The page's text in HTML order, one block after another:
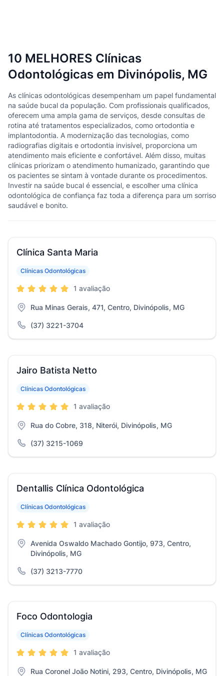
10 MELHORES Clínicas
Odontológicas em Divinópolis, MG
As clínicas odontológicas desempenham um papel fundamental
na saúde bucal da população. Com profissionais qualificados,
oferecem uma ampla gama de serviços, desde consultas de
rotina até tratamentos especializados, como ortodontia e
implantodontia. A modernização das tecnologias, como
radiografias digitais e ortodontia invisível, proporciona um
atendimento mais eficiente e confortável. Além disso, muitas
clínicas priorizam o atendimento humanizado, garantindo que
os pacientes se sintam à vontade durante os procedimentos.
Investir na saúde bucal é essencial, e escolher uma clínica
odontológica de confiança faz toda a diferença para um sorriso
saudável e bonito.
Clínica Santa Maria
Clínicas Odontológicas
1 avaliação
Rua Minas Gerais, 471, Centro, Divinópolis, MG
(37) 3221-3704
Jairo Batista Netto
Clínicas Odontológicas
1 avaliação
Rua do Cobre, 318, Niterói, Divinópolis, MG
(37) 3215-1069
Dentallis Clínica Odontológica
Clínicas Odontológicas
1 avaliação
Avenida Oswaldo Machado Gontijo, 973, Centro,
Divinópolis, MG
(37) 3213-7770
Foco Odontologia
Clínicas Odontológicas
1 avaliação
Rua Coronel João Notini, 293, Centro, Divinópolis, MG